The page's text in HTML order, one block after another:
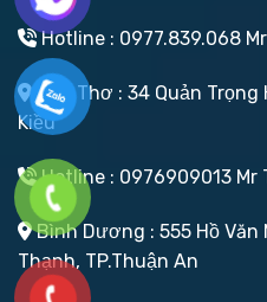
Hotline : 0977.839.068
Cần Thơ : 34 Quản Trọng
Kiều
Hotline : 0976909013 Mr
Bình Dương : 555 Hồ Văn
Thạnh, TP.Thuận An